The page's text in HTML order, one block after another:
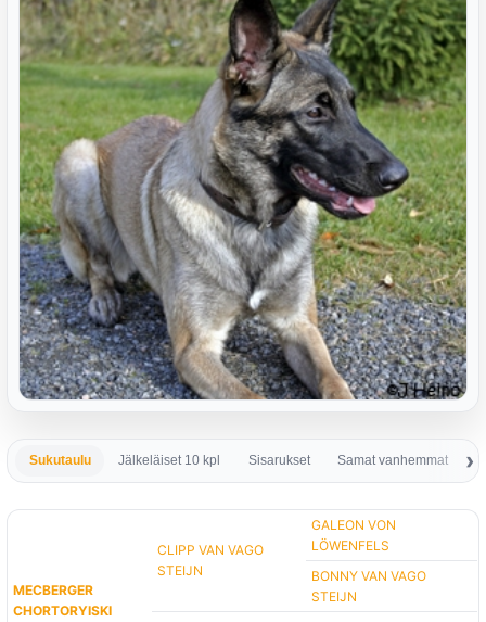
Sukutaulu Jälkeläiset 10 kpl Sisarukset Samat vanhemmat
MECBERGER
CHORTORYISKI
CLIPP VAN VAGO
STEIJN
GALEON VON
LÖWENFELS
BONNY VAN VAGO
STEIJN